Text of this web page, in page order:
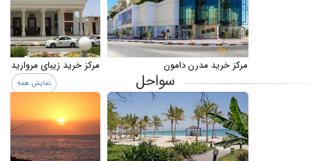
مرکز خرید مدرن دامون مرکز خرید زیبای مروارید
سواحل نمایش همه